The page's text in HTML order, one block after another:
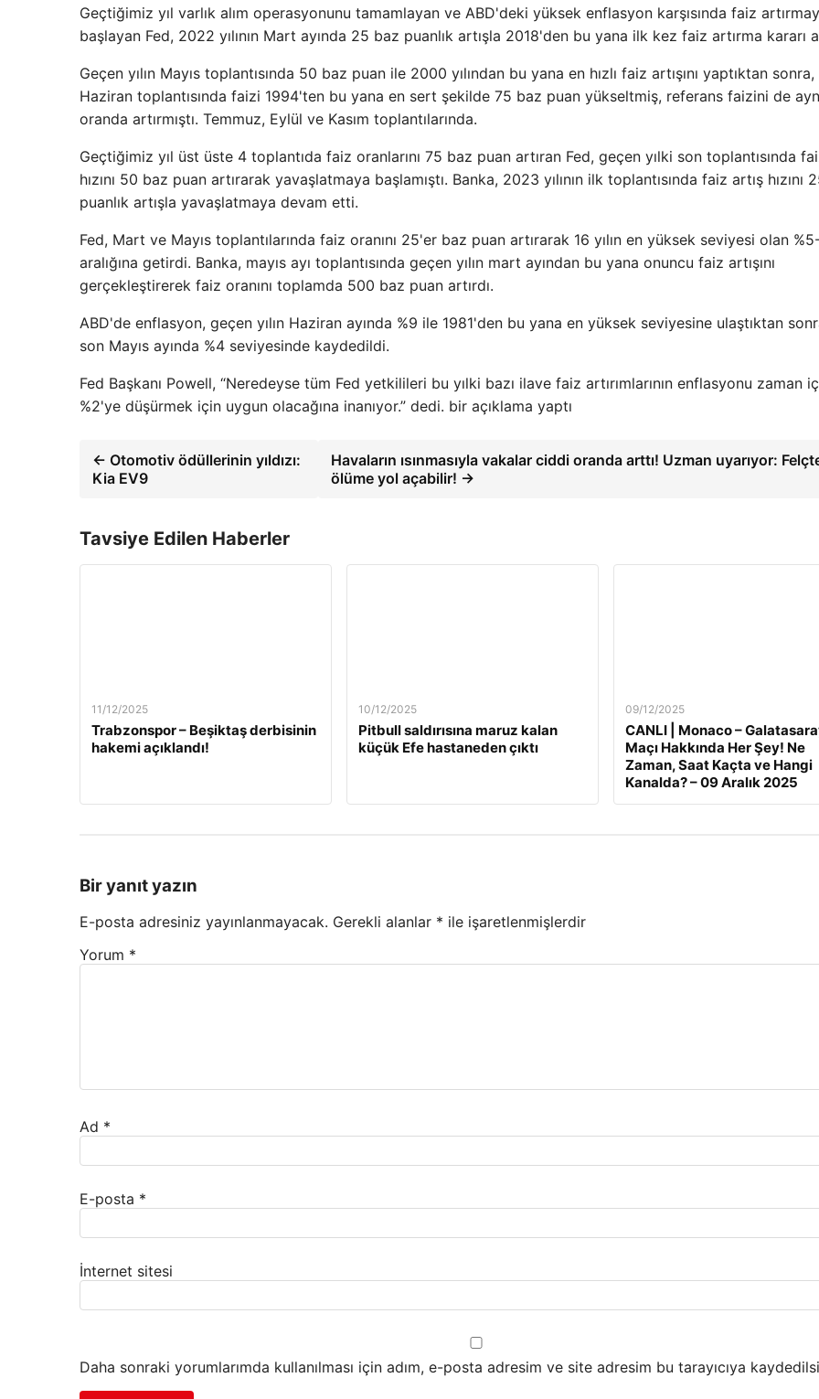
Geçtiğimiz yıl varlık alım operasyonunu tamamlayan ve ABD'deki yüksek enflasyon karşısında faiz
başlayan Fed, 2022 yılının Mart ayında 25 baz puanlık artışla 2018'den bu yana ilk kez faiz artırma kararı
Geçen yılın Mayıs toplantısında 50 baz puan ile 2000 yılından bu yana en hızlı faiz artışını yaptıktan sonra,
Haziran toplantısında faizi 1994'ten bu yana en sert şekilde 75 baz puan yükseltmiş, referans faizini de
oranda artırmıştı. Temmuz, Eylül ve Kasım toplantılarında.
Geçtiğimiz yıl üst üste 4 toplantıda faiz oranlarını 75 baz puan artıran Fed, geçen yılki son toplantısında
hızını 50 baz puan artırarak yavaşlatmaya başlamıştı. Banka, 2023 yılının ilk toplantısında faiz artış hızını
puanlık artışla yavaşlatmaya devam etti.
Fed, Mart ve Mayıs toplantılarında faiz oranını 25'er baz puan artırarak 16 yılın en yüksek seviyesi olan
aralığına getirdi. Banka, mayıs ayı toplantısında geçen yılın mart ayından bu yana onuncu faiz artışını
gerçekleştirerek faiz oranını toplamda 500 baz puan artırdı.
ABD'de enflasyon, geçen yılın Haziran ayında %9 ile 1981'den bu yana en yüksek seviyesine ulaştıktan
son Mayıs ayında %4 seviyesinde kaydedildi.
Fed Başkanı Powell, “Neredeyse tüm Fed yetkilileri bu yılki bazı ilave faiz artırımlarının enflasyonu zaman
%2'ye düşürmek için uygun olacağına inanıyor.” dedi. bir açıklama yaptı
← Otomotiv ödüllerinin yıldızı:
Kia EV9
Havaların ısınmasıyla vakalar ciddi oranda arttı! Uzman uyarıyor:
ölüme yol açabilir! →
Tavsiye Edilen Haberler
11/12/2025
Trabzonspor – Beşiktaş derbisinin
hakemi açıklandı!
10/12/2025
Pitbull saldırısına maruz kalan
küçük Efe hastaneden çıktı
09/12/2025
CANLI | Monaco –
Maçı Hakkında Her Şey! Ne
Zaman, Saat Kaçta ve Hangi
Kanalda? – 09 Aralık 2025
Bir yanıt yazın
E-posta adresiniz yayınlanmayacak. Gerekli alanlar * ile işaretlenmişlerdir
Yorum *
Ad *
E-posta *
İnternet sitesi
Daha sonraki yorumlarımda kullanılması için adım, e-posta adresim ve site adresim bu tarayıcıya